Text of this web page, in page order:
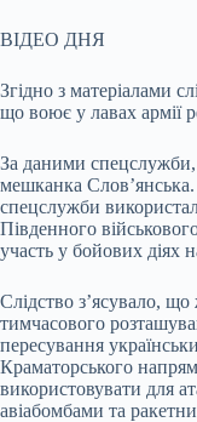
ВІДЕО ДНЯ
Згідно з матеріалами
що воює у лавах армії
За даними спецслужби,
мешканка Слов’янська.
спецслужби
Південного
участь у бойових діях
Слідство з’ясувало, що
тимчасового
пересування
Краматорського
використовувати для
авіабомбами та